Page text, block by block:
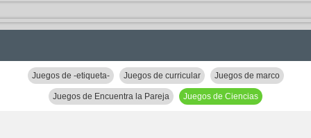
Juegos de -etiqueta- Juegos de curricular Juegos de marco
Juegos de Encuentra la Pareja Juegos de Ciencias